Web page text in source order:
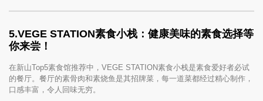
5.VEGE STATION素食小栈：健康美味的素食选择等
你来尝！
在新山Top5素食馆推荐中，VEGE STATION素食小栈是素食爱好者必试
的餐厅。餐厅的素骨肉和素烧鱼是其招牌菜，每一道菜都经过精心制作，
口感丰富，令人回味无穷。